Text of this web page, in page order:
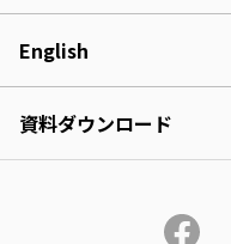
English
資料ダウンロード